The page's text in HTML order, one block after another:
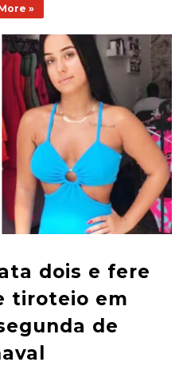
»
dois e fere
tiroteio em
de